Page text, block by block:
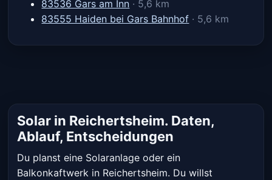
83536 Gars am Inn · 5,6 km
83555 Haiden bei Gars Bahnhof · 5,6 km
Solar in Reichertsheim. Daten,
Ablauf, Entscheidungen
Du planst eine Solaranlage oder ein
Balkonkaftwerk in Reichertsheim. Du willst